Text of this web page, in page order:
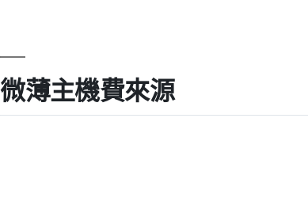
微薄主機費來源